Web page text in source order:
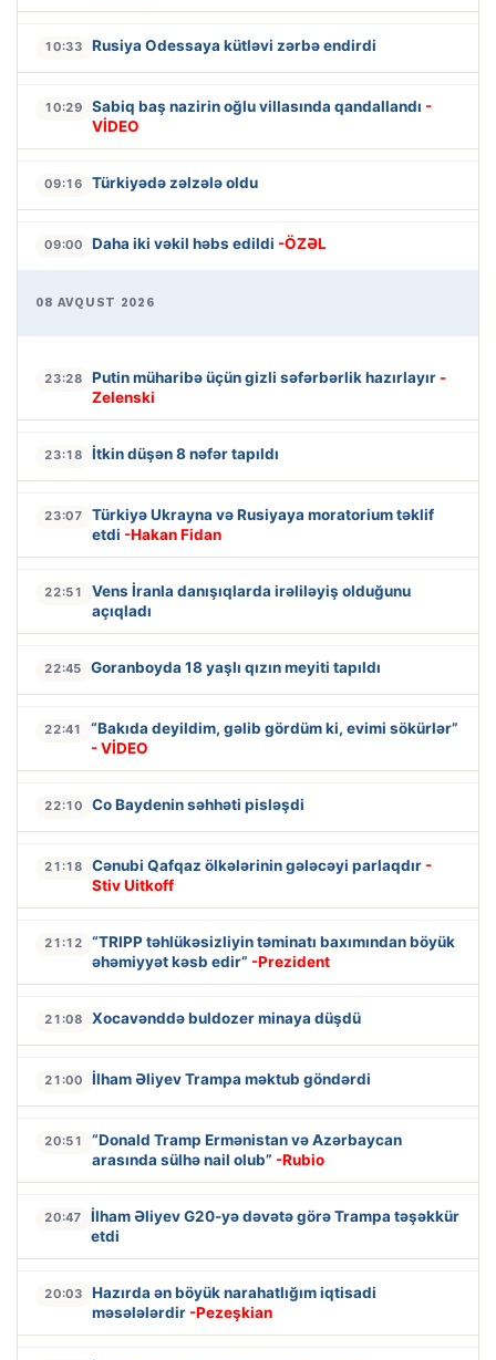
10:33 Rusiya Odessaya kütləvi zərbə endirdi
10:29 Sabiq baş nazirin oğlu villasında qandallandı -
VİDEO
09:16 Türkiyədə zəlzələ oldu
09:00 Daha iki vəkil həbs edildi -ÖZƏL
08 AVQUST 2026
23:28 Putin müharibə üçün gizli səfərbərlik hazırlayır -
Zelenski
23:18 İtkin düşən 8 nəfər tapıldı
23:07
Türkiyə Ukrayna və Rusiyaya moratorium təklif
etdi -Hakan Fidan
22:51
Vens İranla danışıqlarda irəliləyiş olduğunu
açıqladı
22:45 Goranboyda 18 yaşlı qızın meyiti tapıldı
22:41
“Bakıda deyildim, gəlib gördüm ki, evimi sökürlər”
- VİDEO
22:10 Co Baydenin səhhəti pisləşdi
21:18 Cənubi Qafqaz ölkələrinin gələcəyi parlaqdır -
Stiv Uitkoff
21:12
“TRIPP təhlükəsizliyin təminatı baxımından böyük
əhəmiyyət kəsb edir” -Prezident
21:08 Xocavənddə buldozer minaya düşdü
21:00 İlham Əliyev Trampa məktub göndərdi
20:51
“Donald Tramp Ermənistan və Azərbaycan
arasında sülhə nail olub” -Rubio
20:47
İlham Əliyev G20-yə dəvətə görə Trampa təşəkkür
etdi
20:03
Hazırda ən böyük narahatlığım iqtisadi
məsələlərdir -Pezeşkian